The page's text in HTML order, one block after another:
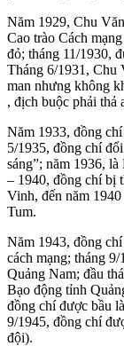
Năm 1929, Chu
Cao trào Cách
đỏ; tháng 11/1930,
Tháng 6/1931, Chu
man nhưng không
, địch buộc phải thả
Năm 1933, đồng
5/1935, đồng chí
sáng”; năm 1936,
– 1940, đồng chí bị
Vinh, đến năm
Tum.
Năm 1943, đồng
cách mạng; tháng
Quảng Nam; đầu
Bạo động tỉnh
đồng chí được bầu
9/1945, đồng chí
đội).